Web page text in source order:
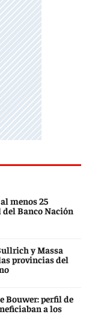
menos 25
Banco Nación
y Massa
provincias del
Bouwer: perfil de
a los